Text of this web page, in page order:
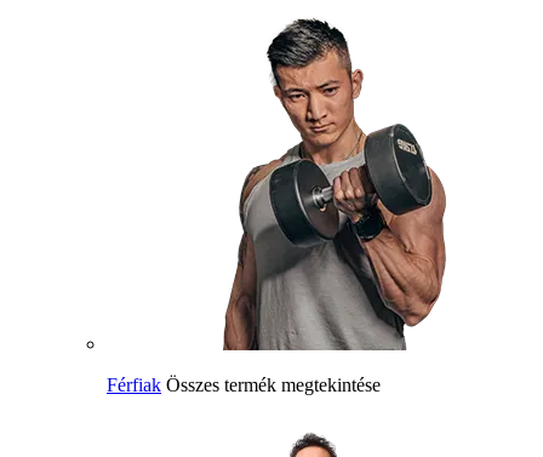
Férfiak Összes termék megtekintése